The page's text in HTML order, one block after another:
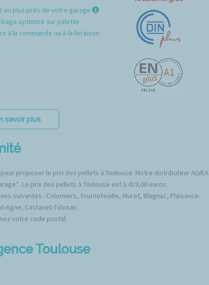
au plus près de votre garage
optimisé sur palette
à la commande ou à la livraison
savoir plus
proposer le prix des pellets à Toulouse. Notre distributeur ALVEA
Le prix des pellets à Toulouse est à 419,00 euros.
suivantes : Colomiers, Tournefeuille, Muret, Blagnac, Plaisance-
Agne, Castanet-Tolosan.
votre code postal.
Toulouse